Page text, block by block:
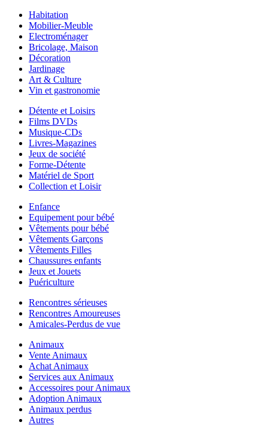
Habitation
Mobilier-Meuble
Electroménager
Bricolage, Maison
Décoration
Jardinage
Art & Culture
Vin et gastronomie
Détente et Loisirs
Films DVDs
Musique-CDs
Livres-Magazines
Jeux de société
Forme-Détente
Matériel de Sport
Collection et Loisir
Enfance
Equipement pour bébé
Vêtements pour bébé
Vêtements Garçons
Vêtements Filles
Chaussures enfants
Jeux et Jouets
Puériculture
Rencontres sérieuses
Rencontres Amoureuses
Amicales-Perdus de vue
Animaux
Vente Animaux
Achat Animaux
Services aux Animaux
Accessoires pour Animaux
Adoption Animaux
Animaux perdus
Autres